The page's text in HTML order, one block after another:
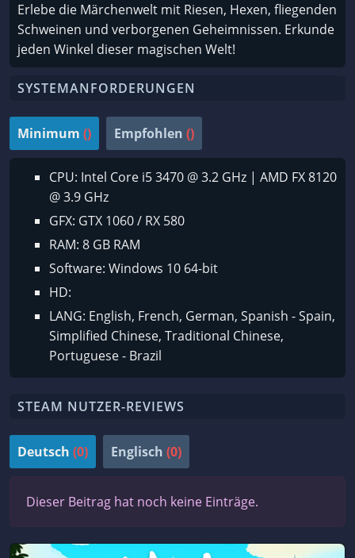
Erlebe die Märchenwelt mit Riesen, Hexen, fliegenden
Schweinen und verborgenen Geheimnissen. Erkunde
jeden Winkel dieser magischen Welt!
SYSTEMANFORDERUNGEN
Minimum () Empfohlen ()
CPU: Intel Core i5 3470 @ 3.2 GHz | AMD FX 8120
@ 3.9 GHz
GFX: GTX 1060 / RX 580
RAM: 8 GB RAM
Software: Windows 10 64-bit
HD:
LANG: English, French, German, Spanish - Spain,
Simplified Chinese, Traditional Chinese,
Portuguese - Brazil
STEAM NUTZER-REVIEWS
Deutsch (0) Englisch (0)
Dieser Beitrag hat noch keine Einträge.